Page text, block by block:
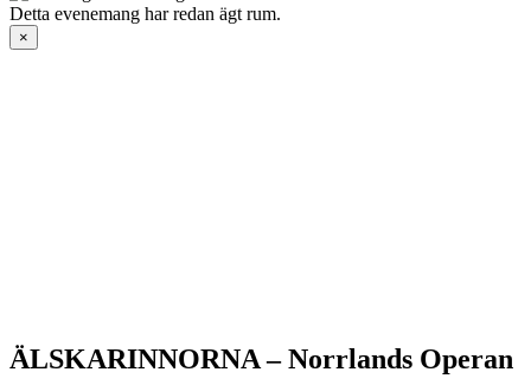
Detta evenemang har redan ägt rum.
×
ÄLSKARINNORNA – Norrlands Operan